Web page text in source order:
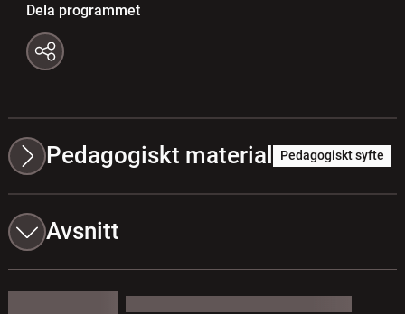
Dela programmet
Pedagogiskt material Pedagogiskt syfte
Avsnitt